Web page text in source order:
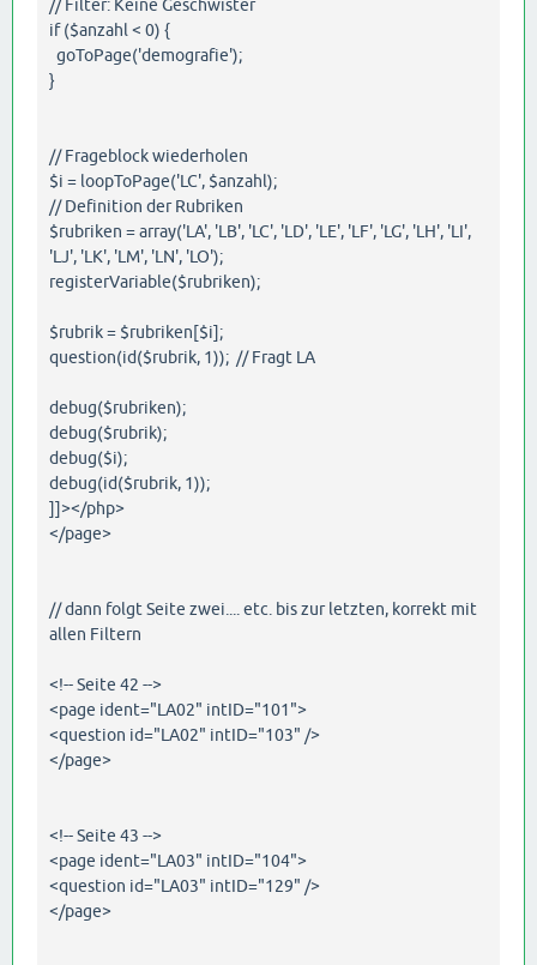
// Filter: Keine Geschwister
if ($anzahl < 0) {
goToPage('demografie');
}
// Frageblock wiederholen
$i = loopToPage('LC', $anzahl);
// Definition der Rubriken
$rubriken = array('LA', 'LB', 'LC', 'LD', 'LE', 'LF', 'LG', 'LH', 'LI',
'LJ', 'LK', 'LM', 'LN', 'LO');
registerVariable($rubriken);
$rubrik = $rubriken[$i];
question(id($rubrik, 1)); // Fragt LA
debug($rubriken);
debug($rubrik);
debug($i);
debug(id($rubrik, 1));
]]></php>
</page>
// dann folgt Seite zwei.... etc. bis zur letzten, korrekt mit
allen Filtern
<!-- Seite 42 -->
<page ident="LA02" intID="101">
<question id="LA02" intID="103" />
</page>
<!-- Seite 43 -->
<page ident="LA03" intID="104">
<question id="LA03" intID="129" />
</page>